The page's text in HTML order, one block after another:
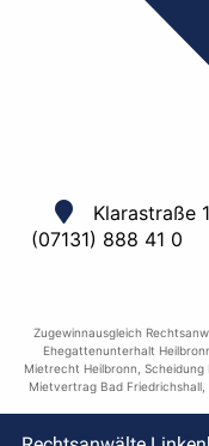
Klarastraße
(07131) 888 41 0
Zugewinnausgleich
Ehegattenunterhalt
Mietrecht Heilbronn Scheidung
Mietvertrag Bad Friedrichshall,